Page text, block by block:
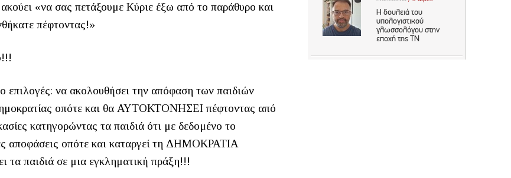
«να σας πετάξουμε Κύριε έξω από το παράθυρο και
πέφτοντας!»
επιλογές: να ακολουθήσει την απόφαση των παιδιών
οπότε και θα ΑΥΤΟΚΤΟΝΗΣΕΙ πέφτοντας από
κατηγορώντας τα παιδιά ότι με δεδομένο το
αποφάσεις οπότε και καταργεί τη ΔΗΜΟΚΡΑΤΙΑ
τα παιδιά σε μια εγκληματική πράξη!!!